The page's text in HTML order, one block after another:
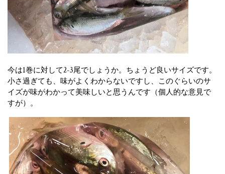
今は1巻に対して2-3尾でしょうか。ちょうど良いサイズです。
小さ過ぎても、味がよくわからないですし、このぐらいのサ
イズが味がわかって美味しいと思うんです（個人的な意見で
すが）。